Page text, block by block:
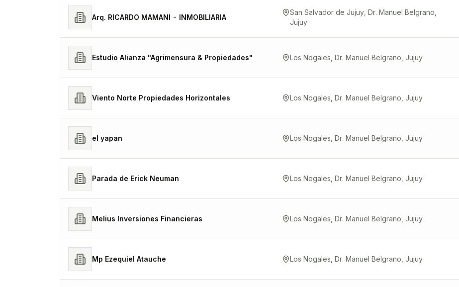
Arq. RICARDO MAMANI - INMOBILIARIA
San Salvador de Jujuy, Dr. Manuel Belgrano,
Jujuy
Estudio Alianza "Agrimensura & Propiedades" Los Nogales, Dr. Manuel Belgrano, Jujuy
Viento Norte Propiedades Horizontales Los Nogales, Dr. Manuel Belgrano, Jujuy
el yapan Los Nogales, Dr. Manuel Belgrano, Jujuy
Parada de Erick Neuman Los Nogales, Dr. Manuel Belgrano, Jujuy
Melius Inversiones Financieras Los Nogales, Dr. Manuel Belgrano, Jujuy
Mp Ezequiel Atauche Los Nogales, Dr. Manuel Belgrano, Jujuy